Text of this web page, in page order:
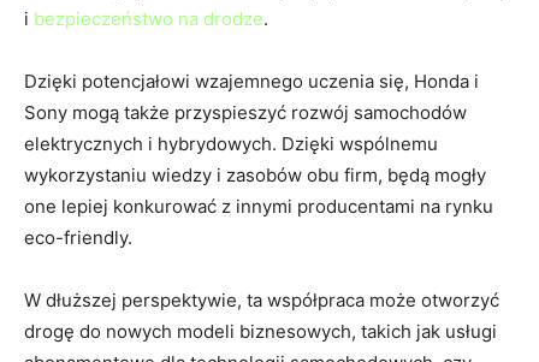
i ​ bezpieczeństwo ​na drodze.
Dzięki‌ potencjałowi⁤ wzajemnego uczenia​ się, Honda i
Sony mogą⁢ także ⁤przyspieszyć rozwój samochodów
elektrycznych i hybrydowych. Dzięki⁢ wspólnemu
wykorzystaniu wiedzy ⁣i zasobów obu firm, będą mogły
one ‍lepiej konkurować z‍ innymi producentami na rynku
⁢eco-friendly.
W dłuższej perspektywie, ta⁤ współpraca może otworzyć
drogę do nowych modeli ​biznesowych, takich jak ⁢usługi⁤